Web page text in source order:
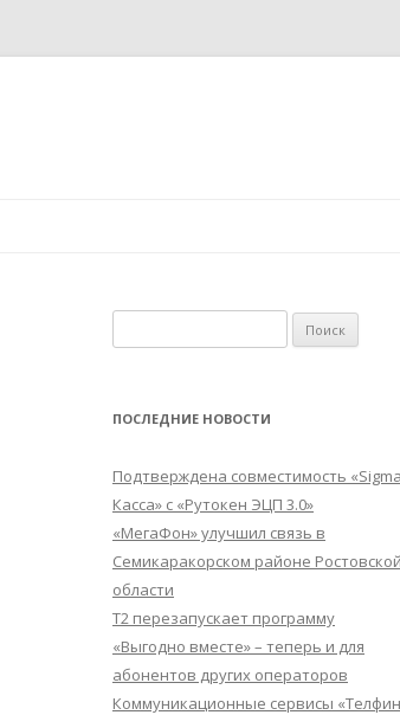
ПОСЛЕДНИЕ НОВОСТИ
Подтверждена совместимость «Sigma
Касса» с «Рутокен ЭЦП 3.0»
«МегаФон» улучшил связь в
Семикаракорском районе Ростовской
области
Т2 перезапускает программу
«Выгодно вместе» – теперь и для
абонентов других операторов
Коммуникационные сервисы